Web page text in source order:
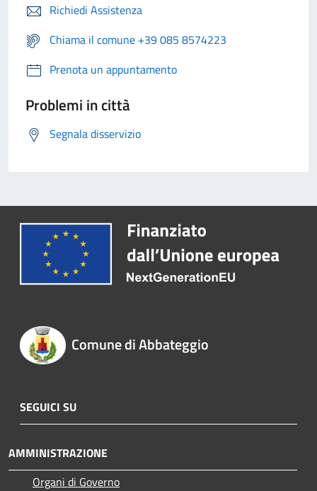
Richiedi Assistenza
Chiama il comune +39 085 8574223
Prenota un appuntamento
Problemi in città
Segnala disservizio
Comune di Abbateggio
SEGUICI SU
AMMINISTRAZIONE
Organi di Governo